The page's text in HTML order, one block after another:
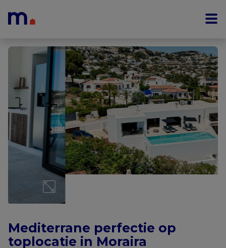
Mediterrane perfectie op
toplocatie in Moraira